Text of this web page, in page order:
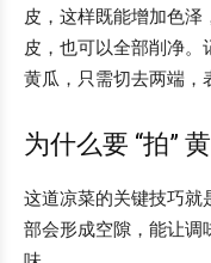
皮，这样既能增加色
皮，也可以全部削净
黄瓜，只需切去两端，
为什么要 “拍”
这道凉菜的关键技巧就
部会形成空隙，能让调